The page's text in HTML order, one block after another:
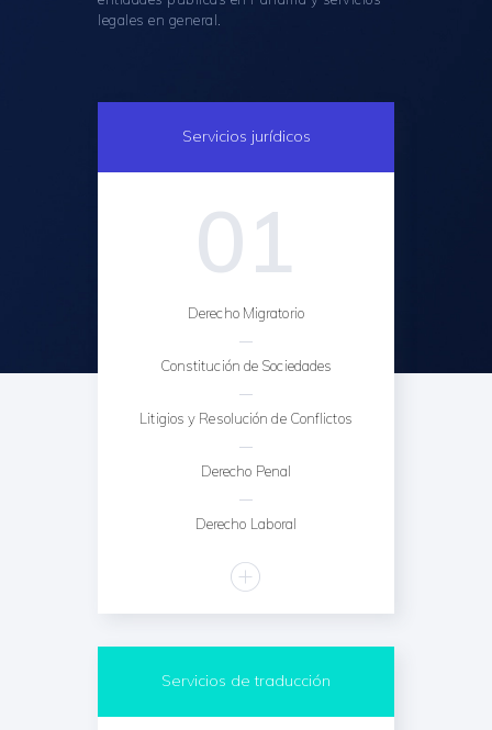
legales en general.
Servicios jurídicos
01
Derecho Migratorio
Constitución de Sociedades
Litigios y Resolución de Conflictos
Derecho Penal
Derecho Laboral
Servicios de traducción